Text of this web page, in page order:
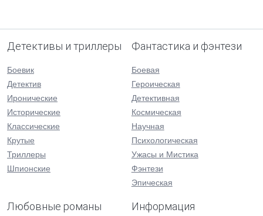
Детективы и триллеры
Боевик
Детектив
Иронические
Исторические
Классические
Крутые
Триллеры
Шпионские
Фантастика и фэнтези
Боевая
Героическая
Детективная
Космическая
Научная
Психологическая
Ужасы и Мистика
Фэнтези
Эпическая
Любовные романы Информация